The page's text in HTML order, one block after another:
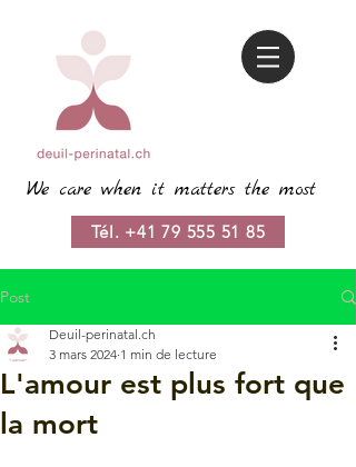
We care when it matters the most
Tél. +41 79 555 51 85
Post
L'amour est plus fort que
la mort
Deuil-perinatal.ch
3 mars 2024 1 min de lecture